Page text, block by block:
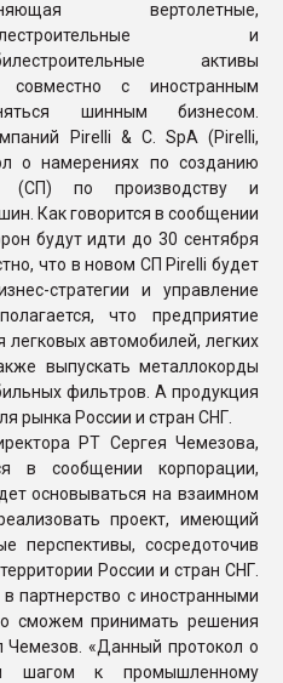
вертолетные,
и
активы
совместно с иностранным
шинным бизнесом.
Pirelli & C. SpA (Pirelli,
о намерениях по созданию
(СП) по производству и
Как говорится в сообщении
будут идти до 30 сентября
что в новом СП Pirelli будет
стратегии и управление
что предприятие
автомобилей, легких
выпускать металлокорды
фильтров. А продукция
рынка России и стран СНГ.
РТ Сергея Чемезова,
в сообщении корпорации,
основываться на взаимном
проект, имеющий
перспективы, сосредоточив
России и стран СНГ.
партнерство с иностранными
сможем принимать решения
Чемезов. «Данный протокол о
шагом к промышленному